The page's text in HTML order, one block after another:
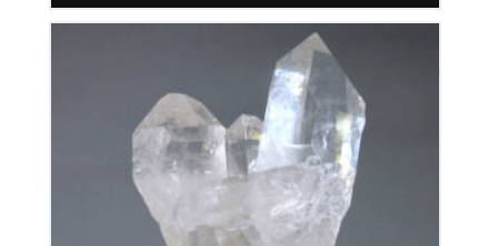
Cristal De Roche
145€